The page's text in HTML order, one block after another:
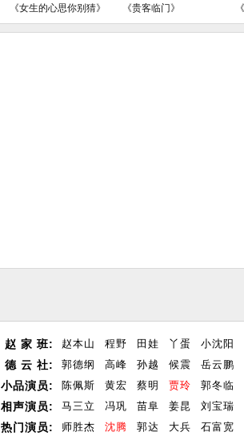
《女生的心思你别猜》 《贵客临门》
赵 家 班:
德 云 社:
小品演员:
相声演员:
热门演员:
赵本山 程野 田娃 丫蛋
小沈阳
郭德纲
高峰 孙越 候震
岳云鹏
陈佩斯
黄宏 蔡明 贾玲
郭冬临
马三立
冯巩 苗阜 姜昆
刘宝瑞
师胜杰
沈腾 郭达 大兵 石富宽